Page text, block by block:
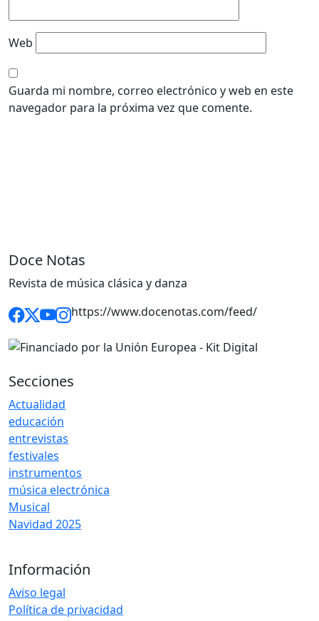
Web
Guarda mi nombre, correo electrónico y web en este
navegador para la próxima vez que comente.
Doce Notas
Revista de música clásica y danza
https://www.docenotas.com/feed/
Secciones
Actualidad
educación
entrevistas
festivales
instrumentos
música electrónica
Musical
Navidad 2025
Información
Aviso legal
Política de privacidad